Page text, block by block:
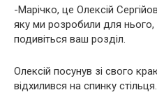
-Марічко, це Олексій
яку ми розробили для нього,
подивіться ваш розділ.
Олексій посунув зі свого
відхилився на спинку стільця.